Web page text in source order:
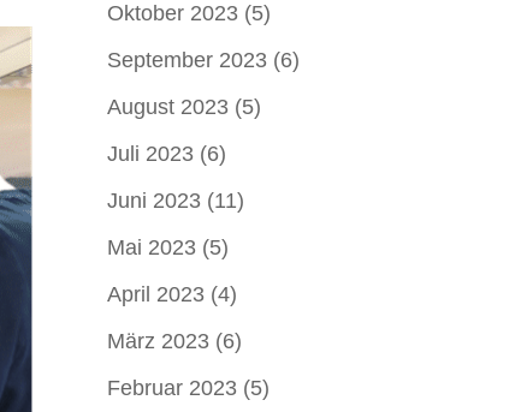
Oktober 2023(5)
September 2023(6)
August 2023(5)
Juli 2023(6)
Juni 2023(11)
Mai 2023(5)
April 2023(4)
März 2023(6)
Februar 2023(5)